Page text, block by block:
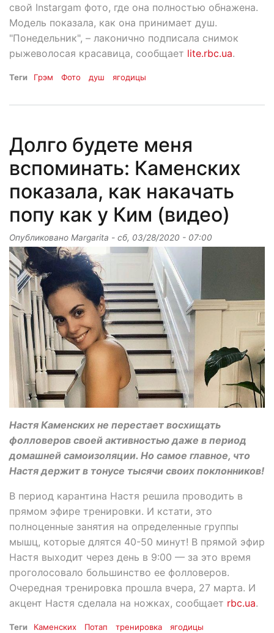
свой Instargam фото, где она полностью обнажена.
Модель показала, как она принимает душ.
"Понедельник", – лаконично подписала снимок
рыжеволосая красавица, сообщает lite.rbc.ua.
Теги Грэм Фото душ ягодицы
Долго будете меня
вспоминать: Каменских
показала, как накачать
попу как у Ким (видео)
Опубликовано Margarita - сб, 03/28/2020 - 07:00
Настя Каменских не перестает восхищать
фолловеров своей активностью даже в период
домашней самоизоляции. Но самое главное, что
Настя держит в тонусе тысячи своих поклонников!
В период карантина Настя решила проводить в
прямом эфире тренировки. И кстати, это
полноценные занятия на определенные группы
мышц, которые длятся 40-50 минут! В прямой эфир
Настя выходит через день в 9:00 — за это время
проголосовало большинство ее фолловеров.
Очередная тренировка прошла вчера, 27 марта. И
акцент Настя сделала на ножках, сообщает rbc.ua.
Теги Каменских Потап тренировка ягодицы